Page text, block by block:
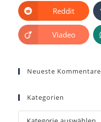
Reddit
Viadeo
Neueste Kommentare
Kategorien
Kategorien